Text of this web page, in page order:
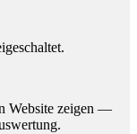
Website zeigen —